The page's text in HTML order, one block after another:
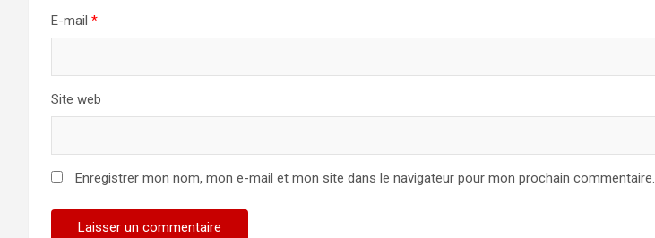
E-mail *
Site web
Enregistrer mon nom, mon e-mail et mon site dans le navigateur pour mon prochain commentaire.